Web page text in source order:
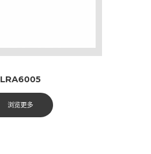
LRA6005
浏览更多